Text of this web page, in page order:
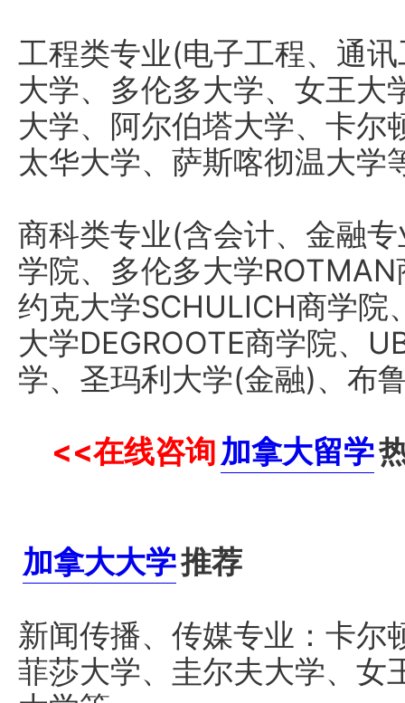
工程类专业(电子工程、通
大学、多伦多大学、女王大
大学、阿尔伯塔大学、卡尔
太华大学、萨斯喀彻温大学
商科类专业(含会计、金融
学院、多伦多大学
约克大学SCHULICH商学
大学DEGROOTE商学院、
学、圣玛利大学(金融)、布
<<在线咨询 加拿大留学
加拿大大学推荐
新闻传播、传媒专业：卡尔
菲莎大学、圭尔夫大学、女